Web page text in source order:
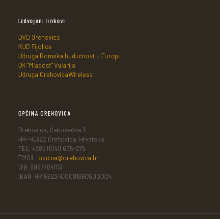
Izdvojeni linkovi
DVD Orehovica
KUD Fijolica
Udruga Romska budućnost u Europi
OK "Mladost" Vularija
Udruga OrehovicaWireless
OPĆINA OREHOVICA
Orehovica, Čakovečka 9
HR-40322 Orehovica, Hrvatska
TEL: +385 (0)40 635-275
EMAIL: opcina@orehovica.hr
OIB: 99677841113
IBAN: HR 5923400091860500004